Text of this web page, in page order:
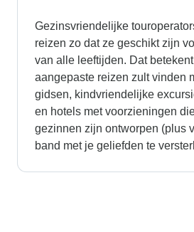
Gezinsvriendelijke
reizen zo dat ze geschikt zijn
van alle leeftijden. Dat
aangepaste reizen zult vinden
gidsen, kindvriendelijke
en hotels met voorzieningen
gezinnen zijn ontworpen (plus
band met je geliefden te